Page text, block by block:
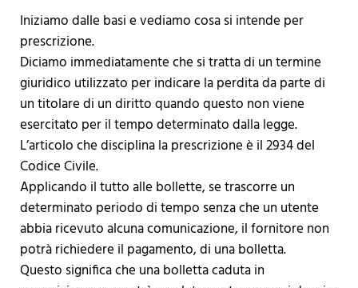
Iniziamo dalle basi e vediamo cosa si intende per
prescrizione.
Diciamo immediatamente che si tratta di un termine
giuridico utilizzato per indicare la perdita da parte di
un titolare di un diritto quando questo non viene
esercitato per il tempo determinato dalla legge.
L’articolo che disciplina la prescrizione è il 2934 del
Codice Civile.
Applicando il tutto alle bollette, se trascorre un
determinato periodo di tempo senza che un utente
abbia ricevuto alcuna comunicazione, il fornitore non
potrà richiedere il pagamento, di una bolletta.
Questo significa che una bolletta caduta in